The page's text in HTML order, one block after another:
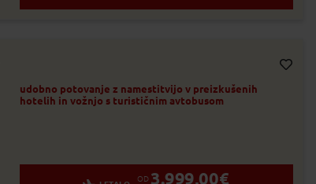
Dodaj v Moj izbor
udobno potovanje z namestitvijo v preizkušenih
hotelih in vožnjo s turističnim avtobusom
OD 3.999,00€